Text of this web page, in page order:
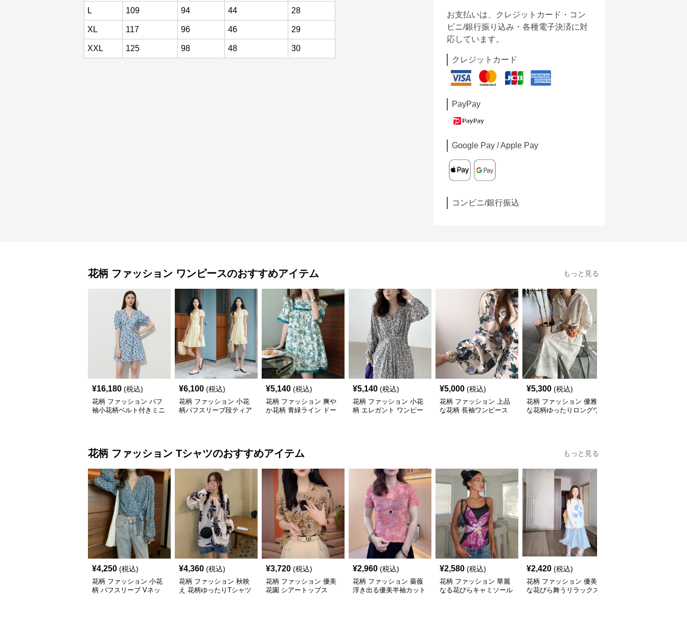
L 109 94 44 28
XL 117 96 46 29
XXL 125 98 48 30
お支払いは、クレジットカード・コン
ビニ/銀行振り込み・各種電子決済に対
応しています。
クレジットカード
PayPay
Google Pay / Apple Pay
コンビニ/銀行振込
花柄 ファッション ワンピースのおすすめアイテム もっと見る
¥16,180 (税込)
花柄 ファッション パフ
袖小花柄ベルト付きミニ
¥6,100 (税込)
花柄 ファッション 小花
柄パフスリーブ段ティア
¥5,140 (税込)
花柄 ファッション 爽や
か花柄 青緑ライン ドー
¥5,140 (税込)
花柄 ファッション 小花
柄 エレガント ワンピー
¥5,000 (税込)
花柄 ファッション 上品
な花柄 長袖ワンピース
¥5,300 (税込)
花柄 ファッション 優雅
な花柄ゆったりロングワ
花柄 ファッション Tシャツのおすすめアイテム もっと見る
¥4,250 (税込)
花柄 ファッション 小花
柄 パフスリーブ Vネッ
¥4,360 (税込)
花柄 ファッション 秋映
え 花柄ゆったりTシャツ
¥3,720 (税込)
花柄 ファッション 優美
花園 シアートップス
¥2,960 (税込)
花柄 ファッション 薔薇
浮き出る優美半袖カット
¥2,580 (税込)
花柄 ファッション 華麗
なる花びらキャミソール
¥2,420 (税込)
花柄 ファッション 優美
な花びら舞うリラックス